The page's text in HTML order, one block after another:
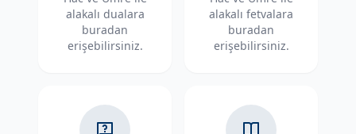
alakalı dualara
buradan
erişebilirsiniz.
alakalı fetvalara
buradan
erişebilirsiniz.